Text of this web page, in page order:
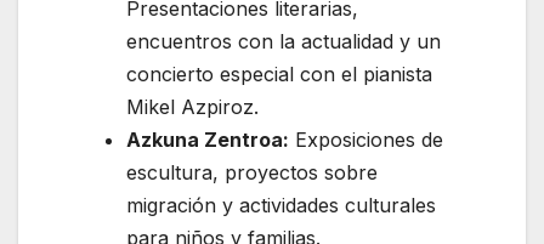
Presentaciones literarias,
encuentros con la actualidad y un
concierto especial con el pianista
Mikel Azpiroz.
Azkuna Zentroa: Exposiciones de
escultura, proyectos sobre
migración y actividades culturales
para niños y familias.